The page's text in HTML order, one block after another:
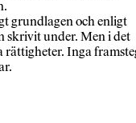
grundlagen och enligt
skrivit under. Men i det
rättigheter. Inga